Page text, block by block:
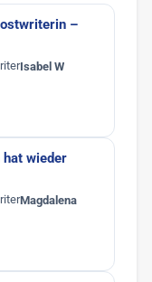
–
Isabel W
hat wieder
Magdalena